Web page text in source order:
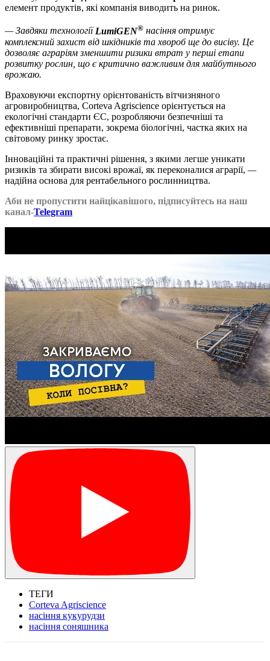
елемент продуктів, які компанія виводить на ринок.
— Завдяки технології LumiGEN® насіння отримує
комплексний захист від шкідників та хвороб ще до висіву. Це
дозволяє аграріям зменшити ризики втрат у перші етапи
розвитку рослин, що є критично важливим для майбутнього
врожаю.
Враховуючи експортну орієнтованість вітчизняного
агровиробництва, Corteva Agriscience орієнтується на
екологічні стандарти ЄС, розробляючи безпечніші та
ефективніші препарати, зокрема біологічні, частка яких на
світовому ринку зростає.
Інноваційні та практичні рішення, з якими легше уникати
ризиків та збирати високі врожаї, як переконалися аграрії, —
надійна основа для рентабельного рослинництва.
Аби не пропустити найцікавішого, підписуйтесь на наш
канал-Telegram
ТЕГИ
Corteva Agriscience
насіння кукурудзи
насіння соняшника